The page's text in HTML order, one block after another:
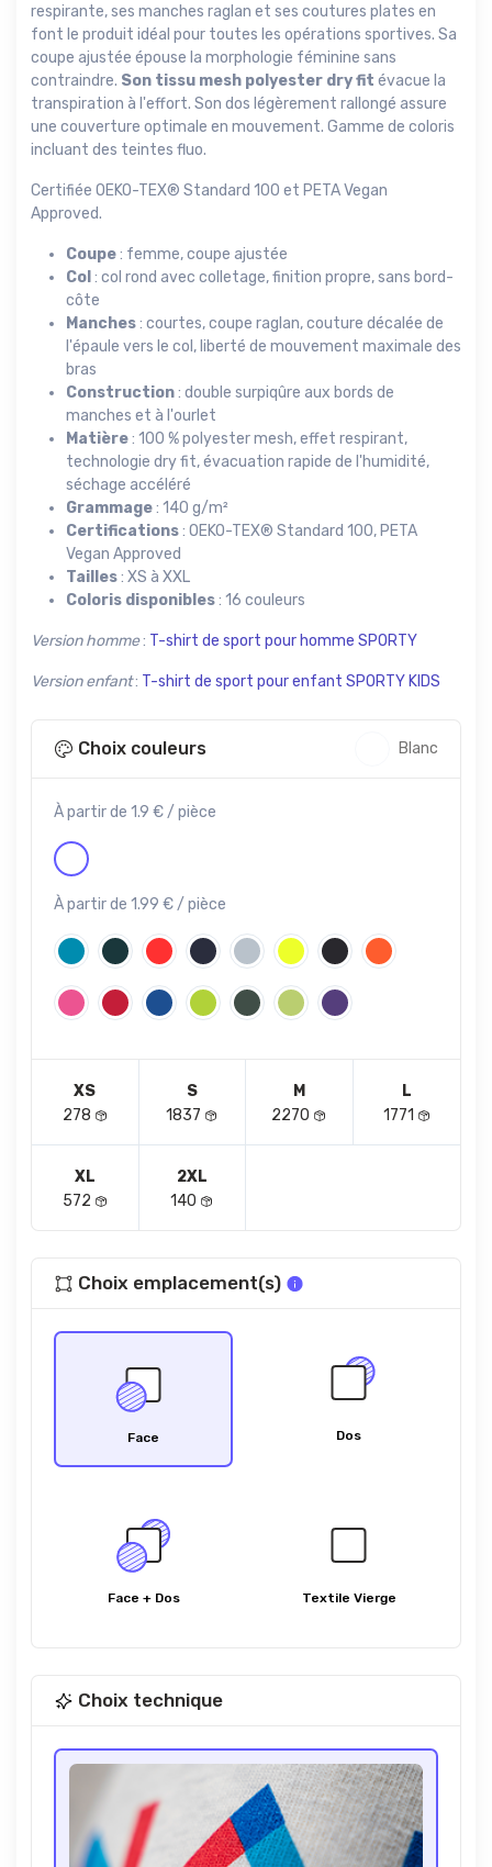
respirante, ses manches raglan et ses coutures plates en
font le produit idéal pour toutes les opérations sportives. Sa
coupe ajustée épouse la morphologie féminine sans
contraindre. Son tissu mesh polyester dry fit évacue la
transpiration à l'effort. Son dos légèrement rallongé assure
une couverture optimale en mouvement. Gamme de coloris
incluant des teintes fluo.
Certifiée OEKO-TEX® Standard 100 et PETA Vegan
Approved.
Coupe: femme, coupe ajustée
Col : col rond avec colletage, finition propre, sans bord-
côte
Manches: courtes, coupe raglan, couture décalée de
l'épaule vers le col, liberté de mouvement maximale des
bras
Construction: double surpiqûre aux bords de
manches et à l'ourlet
Matière: 100 % polyester mesh, effet respirant,
technologie dry fit, évacuation rapide de l'humidité,
séchage accéléré
Grammage: 140 g/m²
Certifications: OEKO-TEX® Standard 100, PETA
Vegan Approved
Tailles: XS à XXL
Coloris disponibles: 16 couleurs
Version homme: T-shirt de sport pour homme SPORTY
Version enfant: T-shirt de sport pour enfant SPORTY KIDS
Choix couleurs Blanc
À partir de 1.9 € / pièce
À partir de 1.99 € / pièce
XS
278
S
1837
M
2270
L
1771
XL
572
2XL
140
Choix emplacement(s)
Face Dos
Face + Dos Textile Vierge
Choix technique